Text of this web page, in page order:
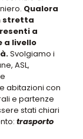
Qualora
stretta
a
a livello
Svolgiamo i
ASL,
abitazioni con
e partenze
stati chiari
trasporto